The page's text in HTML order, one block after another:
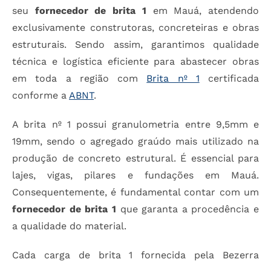
seu fornecedor de brita 1 em Mauá, atendendo
exclusivamente construtoras, concreteiras e obras
estruturais. Sendo assim, garantimos qualidade
técnica e logística eficiente para abastecer obras
em toda a região com Brita nº 1 certificada
conforme a ABNT.
A brita nº 1 possui granulometria entre 9,5mm e
19mm, sendo o agregado graúdo mais utilizado na
produção de concreto estrutural. É essencial para
lajes, vigas, pilares e fundações em Mauá.
Consequentemente, é fundamental contar com um
fornecedor de brita 1 que garanta a procedência e
a qualidade do material.
Cada carga de brita 1 fornecida pela Bezerra